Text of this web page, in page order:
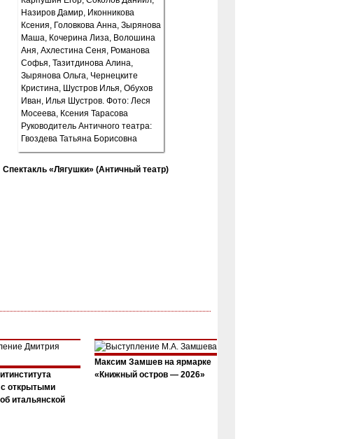
Спектакль «Лягушки» (Античный театр)
открытыми
итальянской
Максим Замшев на ярмарке
«Книжный остров — 2026»